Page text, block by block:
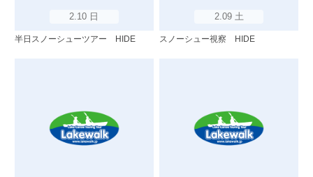
2.10 日
半日スノーシューツアー HIDE
2.09 土
スノーシュー視察 HIDE